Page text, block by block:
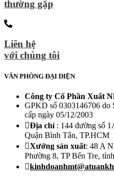
thường gặp
Liên hệ
với chúng tôi
VĂN PHÒNG ĐẠI DIỆN
Công ty Cố Phần Xuất
GPKD số 0303146706
cấp ngày 05/12/2003
Địa chỉ : 144 đường số
Quận Bình Tân, TP.HCM
Xưởng sản xuất: 48 A
Phường 8, TP Bến Tre,